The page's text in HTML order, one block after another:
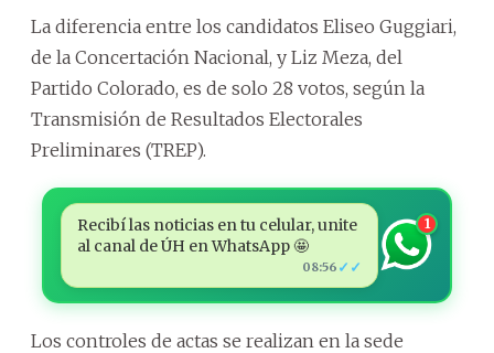
La diferencia entre los candidatos Eliseo Guggiari,
de la Concertación Nacional, y Liz Meza, del
Partido Colorado, es de solo 28 votos, según la
Transmisión de Resultados Electorales
Preliminares (TREP).
Recibí las noticias en tu celular, unite
al canal de ÚH en WhatsApp 🤩
08:56 ✓✓
1
Los controles de actas se realizan en la sede